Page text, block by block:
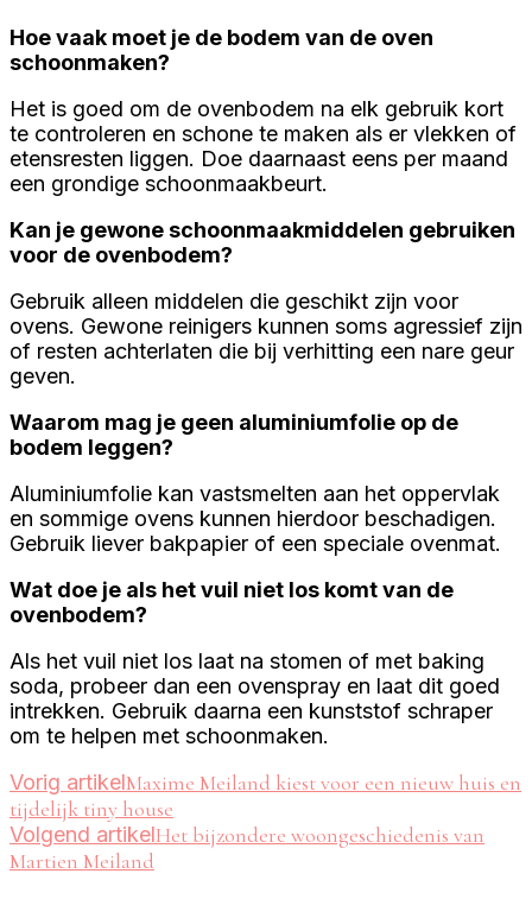
Hoe vaak moet je de bodem van de oven
schoonmaken?
Het is goed om de ovenbodem na elk gebruik kort
te controleren en schone te maken als er vlekken of
etensresten liggen. Doe daarnaast eens per maand
een grondige schoonmaakbeurt.
Kan je gewone schoonmaakmiddelen gebruiken
voor de ovenbodem?
Gebruik alleen middelen die geschikt zijn voor
ovens. Gewone reinigers kunnen soms agressief zijn
of resten achterlaten die bij verhitting een nare geur
geven.
Waarom mag je geen aluminiumfolie op de
bodem leggen?
Aluminiumfolie kan vastsmelten aan het oppervlak
en sommige ovens kunnen hierdoor beschadigen.
Gebruik liever bakpapier of een speciale ovenmat.
Wat doe je als het vuil niet los komt van de
ovenbodem?
Als het vuil niet los laat na stomen of met baking
soda, probeer dan een ovenspray en laat dit goed
intrekken. Gebruik daarna een kunststof schraper
om te helpen met schoonmaken.
Bericht
navigatie
Vorig artikelMaxime Meiland kiest voor een nieuw huis en
tijdelijk tiny house
Volgend artikelHet bijzondere woongeschiedenis van
Martien Meiland